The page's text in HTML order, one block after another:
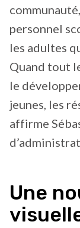
personnel
les adultes
Quand tout
le
jeunes, les
affirme
Une